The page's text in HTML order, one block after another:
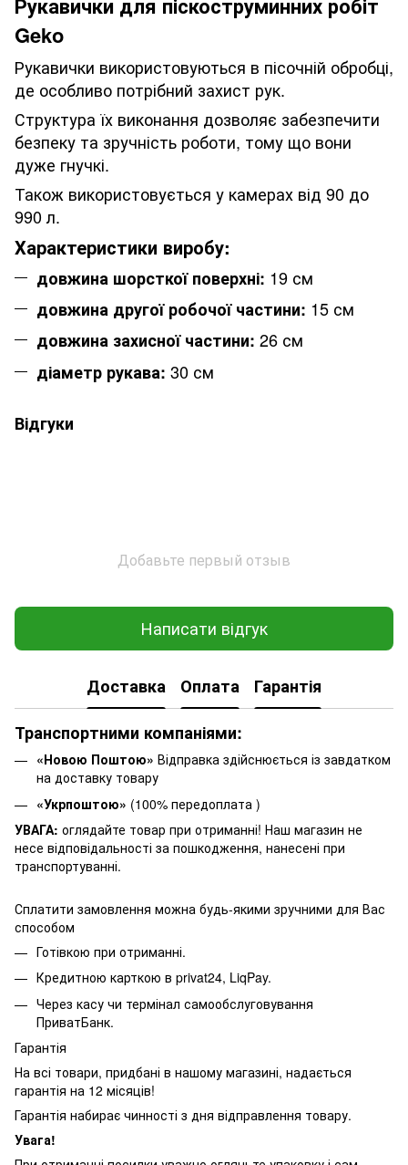
Geko
Рукавички використовуються в пісочній обробці,
де особливо потрібний захист рук.
Структура їх виконання дозволяє забезпечити
безпеку та зручність роботи, тому що вони
дуже гнучкі.
Також використовується у камерах від 90 до
990 л.
Характеристики виробу:
довжина шорсткої поверхні: 19 см
довжина другої робочої частини: 15 см
довжина захисної частини: 26 см
діаметр рукава: 30 см
Відгуки
Добавьте первый отзыв
Написати відгук
Доставка Оплата
Гарантія
Транспортними компаніями:
«Новою Поштою» Відправка здійснюється із завдатком
на доставку товару
«Укрпоштою» (100% передоплата )
УВАГА: оглядайте товар при отриманні! Наш магазин не
несе відповідальності за пошкодження, нанесені при
транспортуванні.
Сплатити замовлення можна будь-якими зручними для Вас
способом
Готівкою при отриманні.
Кредитною карткою в privat24, LiqPay.
Через касу чи термінал самообслуговування
ПриватБанк.
Гарантія
На всі товари, придбані в нашому магазині, надається
гарантія на 12 місяців!
Гарантія набирає чинності з дня відправлення товару.
Увага!